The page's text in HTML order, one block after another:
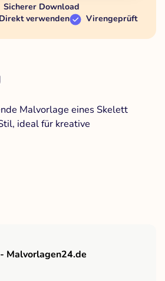
Sicherer Download
verwenden
Virengeprüft
Malvorlage eines Skelett
ideal für kreative
Malvorlagen24.de